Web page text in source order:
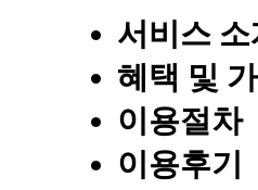
서비스 소
혜택 및
이용절차
이용후기